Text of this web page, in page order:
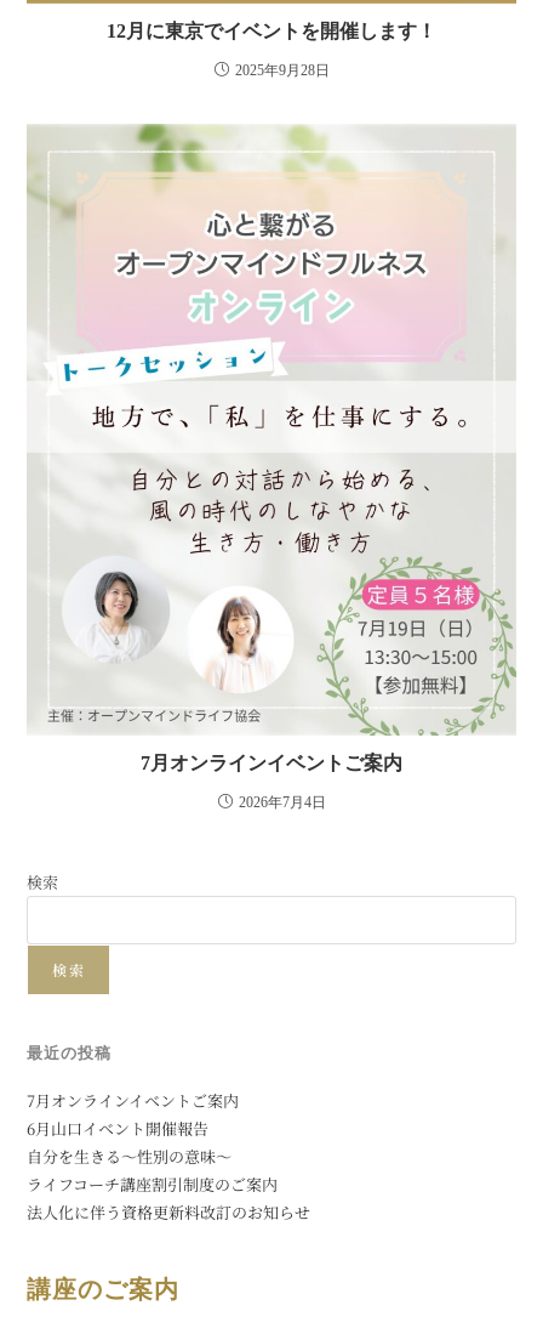
12月に東京でイベントを開催します！
2025年9月28日
7月オンラインイベントご案内
2026年7月4日
検索
検索
最近の投稿
7月オンラインイベントご案内
6月山口イベント開催報告
自分を生きる〜性別の意味〜
ライフコーチ講座割引制度のご案内
法人化に伴う資格更新料改訂のお知らせ
講座のご案内